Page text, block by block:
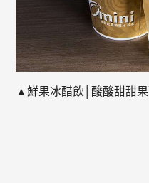
▲鮮果冰醋飲│酸酸甜甜果